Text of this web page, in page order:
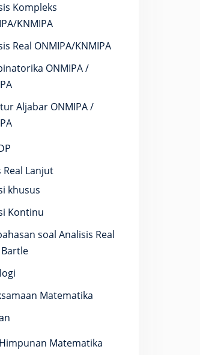
Kompleks
KNMIPA
Real ONMIPA/KNMIPA
ONMIPA /
Aljabar ONMIPA /
Real Lanjut
khusus
Kontinu
soal Analisis Real
Matematika
Matematika